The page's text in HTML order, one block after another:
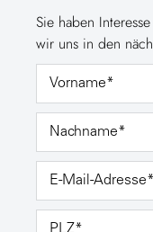
Sie haben
wir uns in den